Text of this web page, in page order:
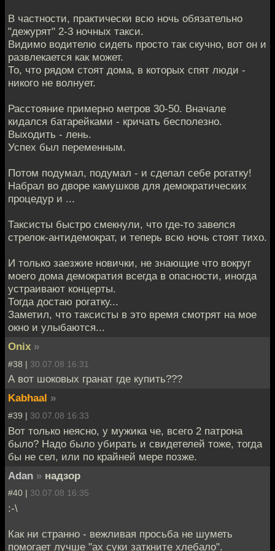
В частности, практически всю ночь обязательно
"дежурят" 2-3 ночных такси.
Видимо водителю сидеть просто так скучно, вот он и
развлекается как может.
То, что рядом стоят дома, в которых спят люди -
никого не волнует.
Расстояние примерно метров 30-50. Вначале
кидался батарейками - кричать бесполезно.
Выходить - лень.
Успех был переменным.
Потом подумал, подумал - и сделал себе рогатку!
Набрал во дворе камушков для демократических
процедур и ...
Таксисты быстро смекнули, что где-то завелся
стрелок-антидемократ, и теперь всю ночь стоят тихо.
И только заезжие новички, не знающие что вокруг
моего дома демократия всегда в опасности, иногда
устраивают концерты.
Тогда достаю рогатку...
Заметил, что таксисты в это время смотрят на мое
окно и улыбаются...
Onix »
#38 | 30.07.08 16:31
А вот шоковых гранат где купить???
Kabhaal »
#39 | 30.07.08 16:33
Вот только неясно, у мужика че, всего 2 патрона
было? Надо было убирать и свидетелей тоже, тогда
бы не сел, или по крайней мере позже.
Adan » надзор
#40 | 30.07.08 16:35
:-\
Как ни странно - вежливая просьба не шуметь
помогает лучше "ах суки заткните хлебало".